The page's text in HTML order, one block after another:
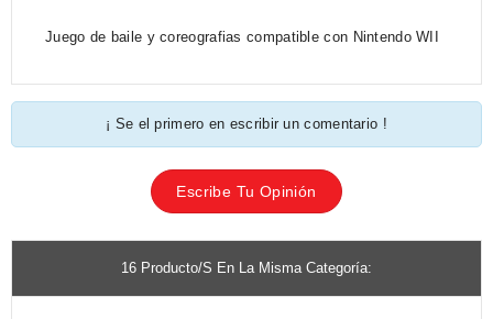
Juego de baile y coreografias compatible con Nintendo WII
¡ Se el primero en escribir un comentario !
Escribe Tu Opinión
16 Producto/s En La Misma Categoría: